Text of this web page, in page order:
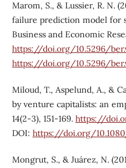
Marom, S., & Lussier, R. N.
failure prediction model for
Business and Economic
https://doi.org/10.5296/
https://doi.org/10.5296/
Miloud, T., Aspelund, A., &
by venture capitalists: an
14(2-3), 151-169. https://
DOI: https://doi.org/
Mongrut, S., & Juárez, N.